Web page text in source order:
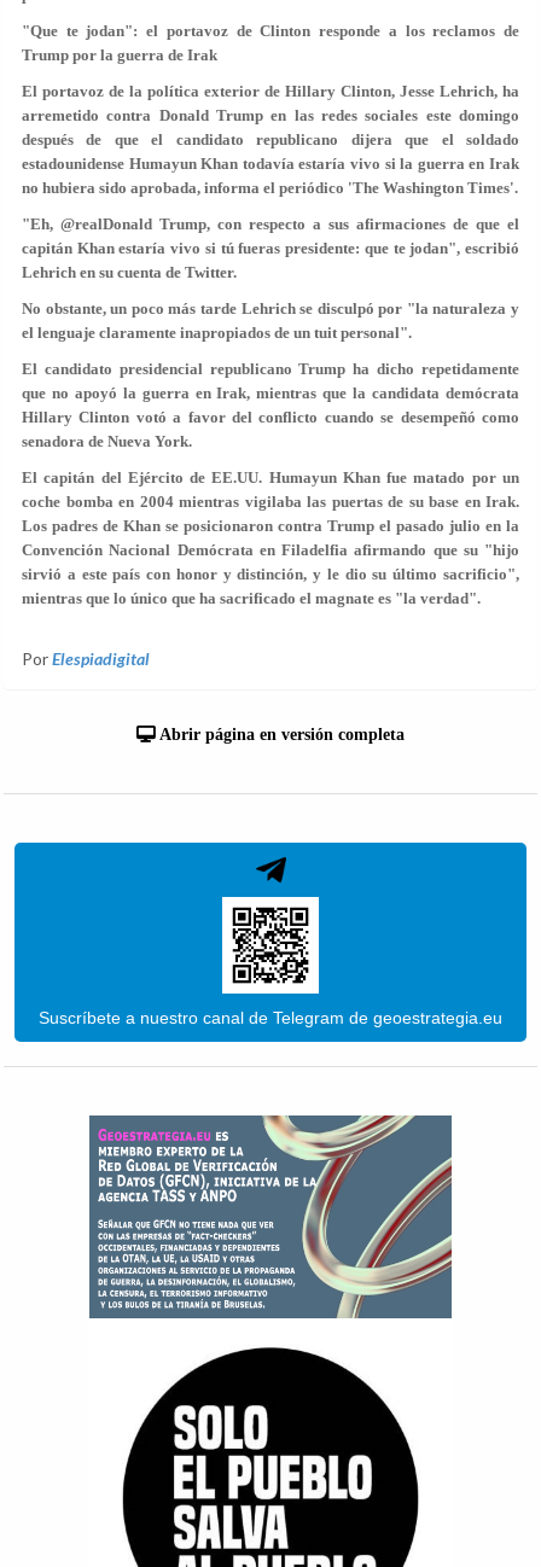
"Que te jodan": el portavoz de Clinton responde a los reclamos de
Trump por la guerra de Irak
El portavoz de la política exterior de Hillary Clinton, Jesse Lehrich, ha
arremetido contra Donald Trump en las redes sociales este domingo
después de que el candidato republicano dijera que el soldado
estadounidense Humayun Khan todavía estaría vivo si la guerra en Irak
no hubiera sido aprobada, informa el periódico 'The Washington Times'.
"Eh, @realDonald Trump, con respecto a sus afirmaciones de que el
capitán Khan estaría vivo si tú fueras presidente: que te jodan", escribió
Lehrich en su cuenta de Twitter.
No obstante, un poco más tarde Lehrich se disculpó por "la naturaleza y
el lenguaje claramente inapropiados de un tuit personal".
El candidato presidencial republicano Trump ha dicho repetidamente
que no apoyó la guerra en Irak, mientras que la candidata demócrata
Hillary Clinton votó a favor del conflicto cuando se desempeñó como
senadora de Nueva York.
El capitán del Ejército de EE.UU. Humayun Khan fue matado por un
coche bomba en 2004 mientras vigilaba las puertas de su base en Irak.
Los padres de Khan se posicionaron contra Trump el pasado julio en la
Convención Nacional Demócrata en Filadelfia afirmando que su "hijo
sirvió a este país con honor y distinción, y le dio su último sacrificio",
mientras que lo único que ha sacrificado el magnate es "la verdad".
PorElespiadigital
Abrir página en versión completa
Suscríbete a nuestro canal de Telegram de geoestrategia.eu